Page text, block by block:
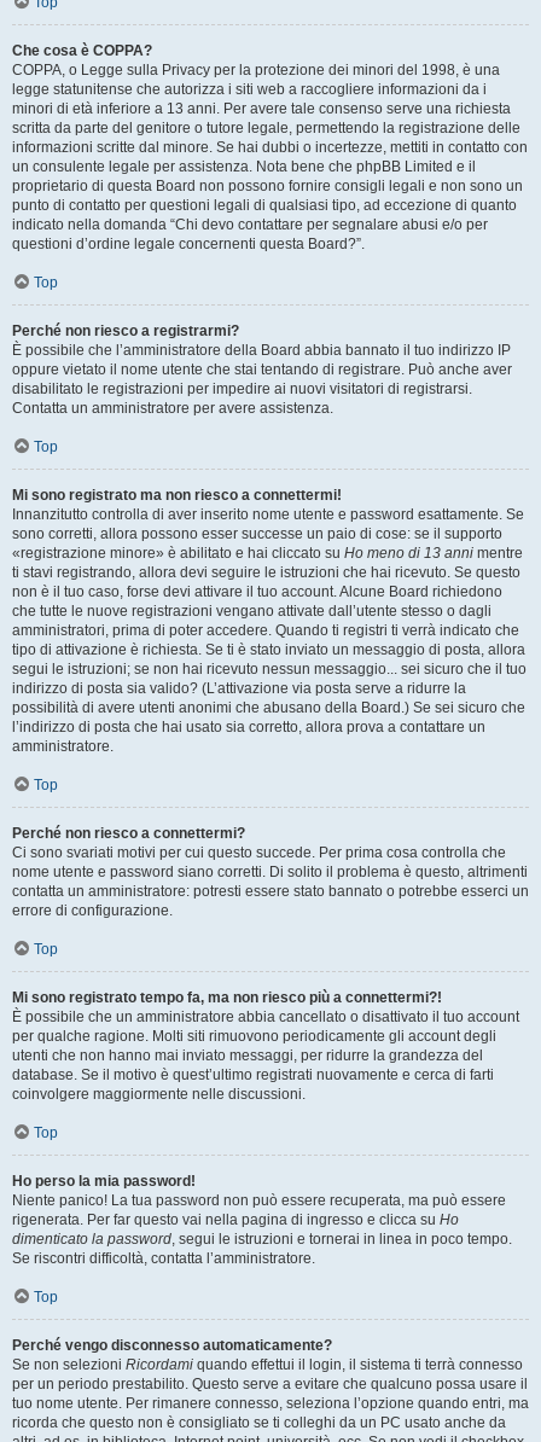
Che cosa è COPPA?
COPPA, o Legge sulla Privacy per la protezione dei minori del 1998, è una
legge statunitense che autorizza i siti web a raccogliere informazioni da i
minori di età inferiore a 13 anni. Per avere tale consenso serve una richiesta
scritta da parte del genitore o tutore legale, permettendo la registrazione delle
informazioni scritte dal minore. Se hai dubbi o incertezze, mettiti in contatto con
un consulente legale per assistenza. Nota bene che phpBB Limited e il
proprietario di questa Board non possono fornire consigli legali e non sono un
punto di contatto per questioni legali di qualsiasi tipo, ad eccezione di quanto
indicato nella domanda “Chi devo contattare per segnalare abusi e/o per
questioni d’ordine legale concernenti questa Board?”.
Top
Perché non riesco a registrarmi?
È possibile che l’amministratore della Board abbia bannato il tuo indirizzo IP
oppure vietato il nome utente che stai tentando di registrare. Può anche aver
disabilitato le registrazioni per impedire ai nuovi visitatori di registrarsi.
Contatta un amministratore per avere assistenza.
Top
Mi sono registrato ma non riesco a connettermi!
Innanzitutto controlla di aver inserito nome utente e password esattamente. Se
sono corretti, allora possono esser successe un paio di cose: se il supporto
«registrazione minore» è abilitato e hai cliccato su Ho meno di 13 anni mentre
ti stavi registrando, allora devi seguire le istruzioni che hai ricevuto. Se questo
non è il tuo caso, forse devi attivare il tuo account. Alcune Board richiedono
che tutte le nuove registrazioni vengano attivate dall’utente stesso o dagli
amministratori, prima di poter accedere. Quando ti registri ti verrà indicato che
tipo di attivazione è richiesta. Se ti è stato inviato un messaggio di posta, allora
segui le istruzioni; se non hai ricevuto nessun messaggio... sei sicuro che il tuo
indirizzo di posta sia valido? (L’attivazione via posta serve a ridurre la
possibilità di avere utenti anonimi che abusano della Board.) Se sei sicuro che
l’indirizzo di posta che hai usato sia corretto, allora prova a contattare un
amministratore.
Top
Perché non riesco a connettermi?
Ci sono svariati motivi per cui questo succede. Per prima cosa controlla che
nome utente e password siano corretti. Di solito il problema è questo, altrimenti
contatta un amministratore: potresti essere stato bannato o potrebbe esserci un
errore di configurazione.
Top
Mi sono registrato tempo fa, ma non riesco più a connettermi?!
È possibile che un amministratore abbia cancellato o disattivato il tuo account
per qualche ragione. Molti siti rimuovono periodicamente gli account degli
utenti che non hanno mai inviato messaggi, per ridurre la grandezza del
database. Se il motivo è quest’ultimo registrati nuovamente e cerca di farti
coinvolgere maggiormente nelle discussioni.
Top
Ho perso la mia password!
Niente panico! La tua password non può essere recuperata, ma può essere
rigenerata. Per far questo vai nella pagina di ingresso e clicca su Ho
dimenticato la password, segui le istruzioni e tornerai in linea in poco tempo.
Se riscontri difficoltà, contatta l’amministratore.
Top
Perché vengo disconnesso automaticamente?
Se non selezioni Ricordami quando effettui il login, il sistema ti terrà connesso
per un periodo prestabilito. Questo serve a evitare che qualcuno possa usare il
tuo nome utente. Per rimanere connesso, seleziona l’opzione quando entri, ma
ricorda che questo non è consigliato se ti colleghi da un PC usato anche da